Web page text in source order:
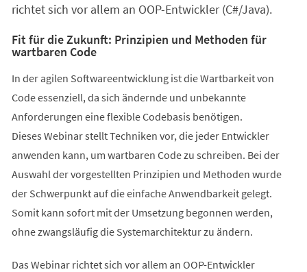
richtet sich vor allem an OOP-Entwickler (C#/Java).
Fit für die Zukunft: Prinzipien und Methoden für
wartbaren Code
In der agilen Softwareentwicklung ist die Wartbarkeit von
Code essenziell, da sich ändernde und unbekannte
Anforderungen eine flexible Codebasis benötigen.
Dieses Webinar stellt Techniken vor, die jeder Entwickler
anwenden kann, um wartbaren Code zu schreiben. Bei der
Auswahl der vorgestellten Prinzipien und Methoden wurde
der Schwerpunkt auf die einfache Anwendbarkeit gelegt.
Somit kann sofort mit der Umsetzung begonnen werden,
ohne zwangsläufig die Systemarchitektur zu ändern.
Das Webinar richtet sich vor allem an OOP-Entwickler